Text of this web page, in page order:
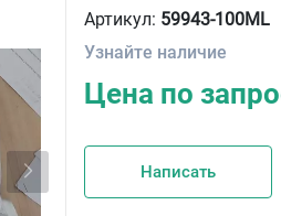
Артикул: 59943-100ML
Узнайте наличие
Цена по
Написать